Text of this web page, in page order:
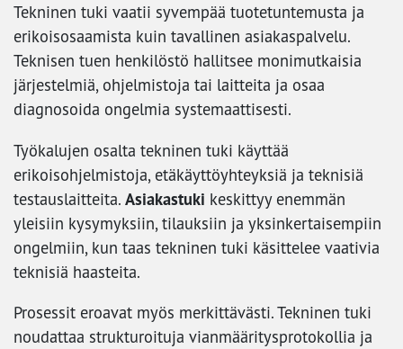
Tekninen tuki vaatii syvempää tuotetuntemusta ja
erikoisosaamista kuin tavallinen asiakaspalvelu.
Teknisen tuen henkilöstö hallitsee monimutkaisia
järjestelmiä, ohjelmistoja tai laitteita ja osaa
diagnosoida ongelmia systemaattisesti.
Työkalujen osalta tekninen tuki käyttää
erikoisohjelmistoja, etäkäyttöyhteyksiä ja teknisiä
testauslaitteita. Asiakastuki keskittyy enemmän
yleisiin kysymyksiin, tilauksiin ja yksinkertaisempiin
ongelmiin, kun taas tekninen tuki käsittelee vaativia
teknisiä haasteita.
Prosessit eroavat myös merkittävästi. Tekninen tuki
noudattaa strukturoituja vianmääritysprotokollia ja